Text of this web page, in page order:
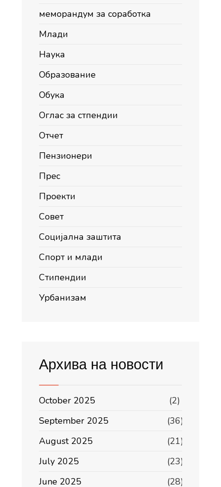
меморандум за соработка
Млади
Наука
Образование
Обука
Оглас за стпендии
Отчет
Пензионери
Прес
Проекти
Совет
Социјална заштита
Спорт и млади
Стипендии
Урбанизам
Архива на новости
October 2025
(2)
September 2025
(36)
August 2025
(21)
July 2025
(23)
June 2025
(28)